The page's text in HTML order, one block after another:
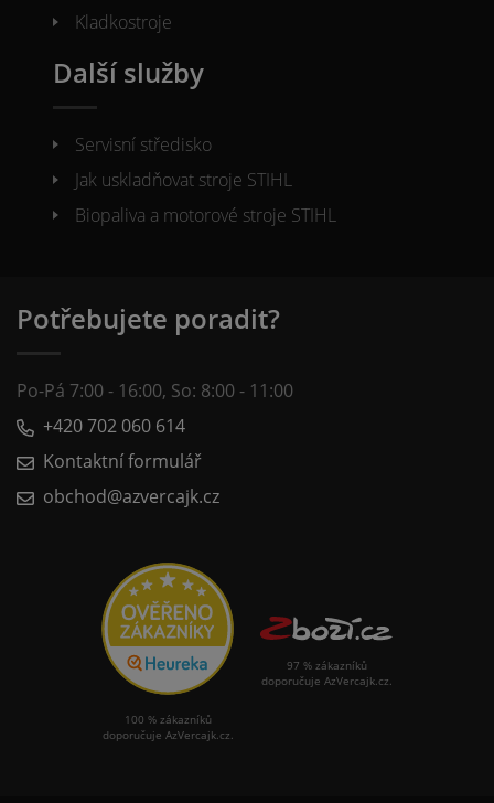
Kladkostroje
Další služby
Servisní středisko
Jak uskladňovat stroje STIHL
Biopaliva a motorové stroje STIHL
Potřebujete poradit?
Po-Pá 7:00 - 16:00, So: 8:00 - 11:00
+420 702 060 614
Kontaktní formulář
obchod@azvercajk.cz
100 % zákazníků
doporučuje AzVercajk.cz.
97 % zákazníků
doporučuje AzVercajk.cz.